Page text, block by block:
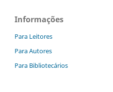
Informações
Para Leitores
Para Autores
Para Bibliotecários